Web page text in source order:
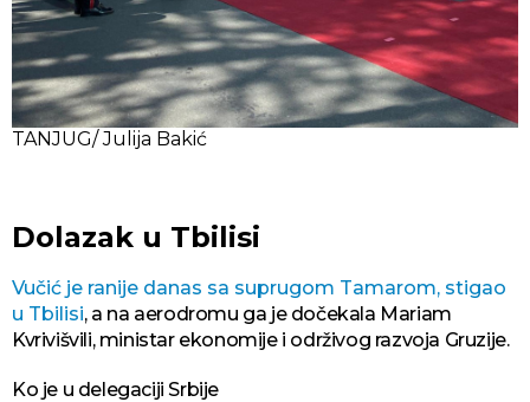
TANJUG/ Julija Bakić
Dolazak u Tbilisi
Vučić je ranije danas sa suprugom Tamarom, stigao
u Tbilisi, a na aerodromu ga je dočekala Mariam
Kvrivišvili, ministar ekonomije i održivog razvoja Gruzije.
Ko je u delegaciji Srbije